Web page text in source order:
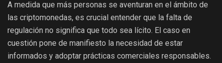
A medida que más personas se aventuran en el ámbito de
las criptomonedas, es crucial entender que la falta de
regulación no significa que todo sea lícito. El caso en
cuestión pone de manifiesto la necesidad de estar
informados y adoptar prácticas comerciales responsables.